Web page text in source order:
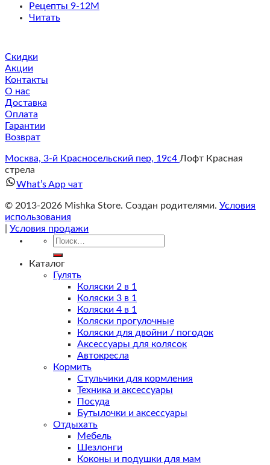
Рецепты 9-12M
Читать
Скидки
Акции
Контакты
О нас
Доставка
Оплата
Гарантии
Возврат
Москва, 3-й Красносельский пер, 19с4 Лофт Красная
стрела
What’s App чат
© 2013-2026 Mishka Store. Cоздан родителями. Условия
использования
Условия продажи
Искать:
Каталог
Гулять
Коляски 2 в 1
Коляски 3 в 1
Коляски 4 в 1
Коляски прогулочные
Коляски для двойни / погодок
Аксессуары для колясок
Автокресла
Кормить
Стульчики для кормления
Техника и аксессуары
Посуда
Бутылочки и аксессуары
Отдыхать
Мебель
Шезлонги
Коконы и подушки для мам